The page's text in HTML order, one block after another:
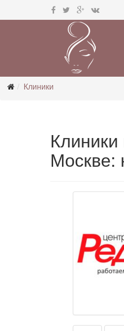
Клиники
Клиники
Москве: